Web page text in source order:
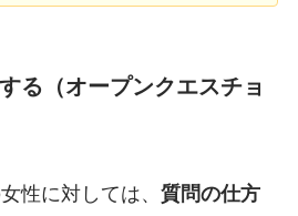
る（オープンクエスチョ
性に対しては、 質問の仕方